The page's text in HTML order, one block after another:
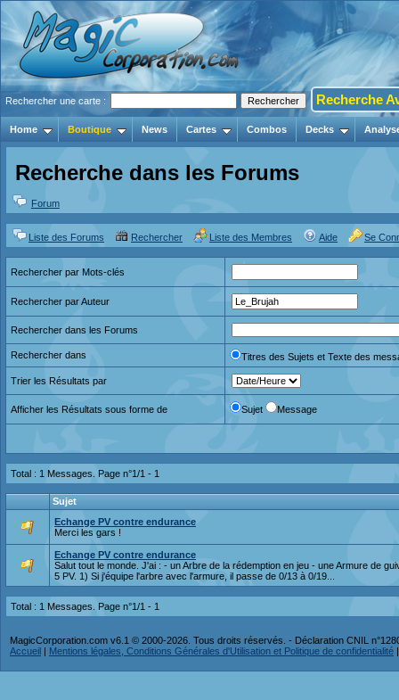
Rechercher une carte : Recherche
Home Boutique News Cartes Combos Decks
Recherche dans les Forums
Forum
Liste des Forums Rechercher Liste des Membres Aide Se
Rechercher par Mots-clés
Rechercher par Auteur
Rechercher dans les Forums
Rechercher dans Titres des Sujets et Texte des
Trier les Résultats par
Afficher les Résultats sous forme de Sujet Message
Total : 1 Messages. Page n°1/1 - 1
Sujet
Echange PV contre endurance
Merci les gars !
Echange PV contre endurance
Salut tout le monde. J'ai : - un Arbre de la rédemption en jeu - une Armure de
5 PV. 1) Si j'équipe l'arbre avec l'armure, il passe de 0/13 à 0/19...
Total : 1 Messages. Page n°1/1 - 1
MagicCorporation.com v6.1 © 2000-2026. Tous droits réservés. - Déclaration CNIL
Accueil | Mentions légales, Conditions Générales d'Utilisation et Politique de confidentialité